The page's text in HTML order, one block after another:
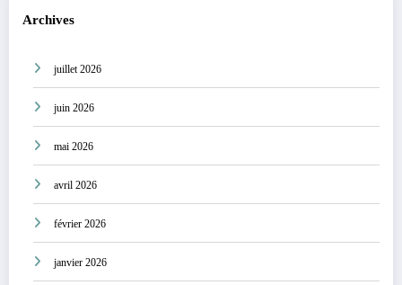
Archives
juillet 2026
juin 2026
mai 2026
avril 2026
février 2026
janvier 2026